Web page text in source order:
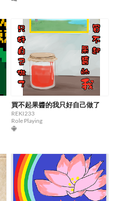
買不起果醬的我只好自己做了
REKI233
Role Playing